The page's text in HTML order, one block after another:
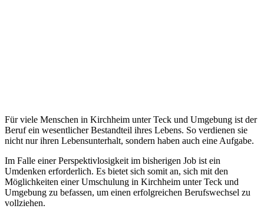
Für viele Menschen in Kirchheim unter Teck und Umgebung ist der
Beruf ein wesentlicher Bestandteil ihres Lebens. So verdienen sie
nicht nur ihren Lebensunterhalt, sondern haben auch eine Aufgabe.
Im Falle einer Perspektivlosigkeit im bisherigen Job ist ein
Umdenken erforderlich. Es bietet sich somit an, sich mit den
Möglichkeiten einer Umschulung in Kirchheim unter Teck und
Umgebung zu befassen, um einen erfolgreichen Berufswechsel zu
vollziehen.